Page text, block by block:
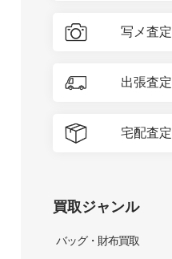
写メ査定
出張査定
宅配査定
買取ジャンル
バッグ・財布買取